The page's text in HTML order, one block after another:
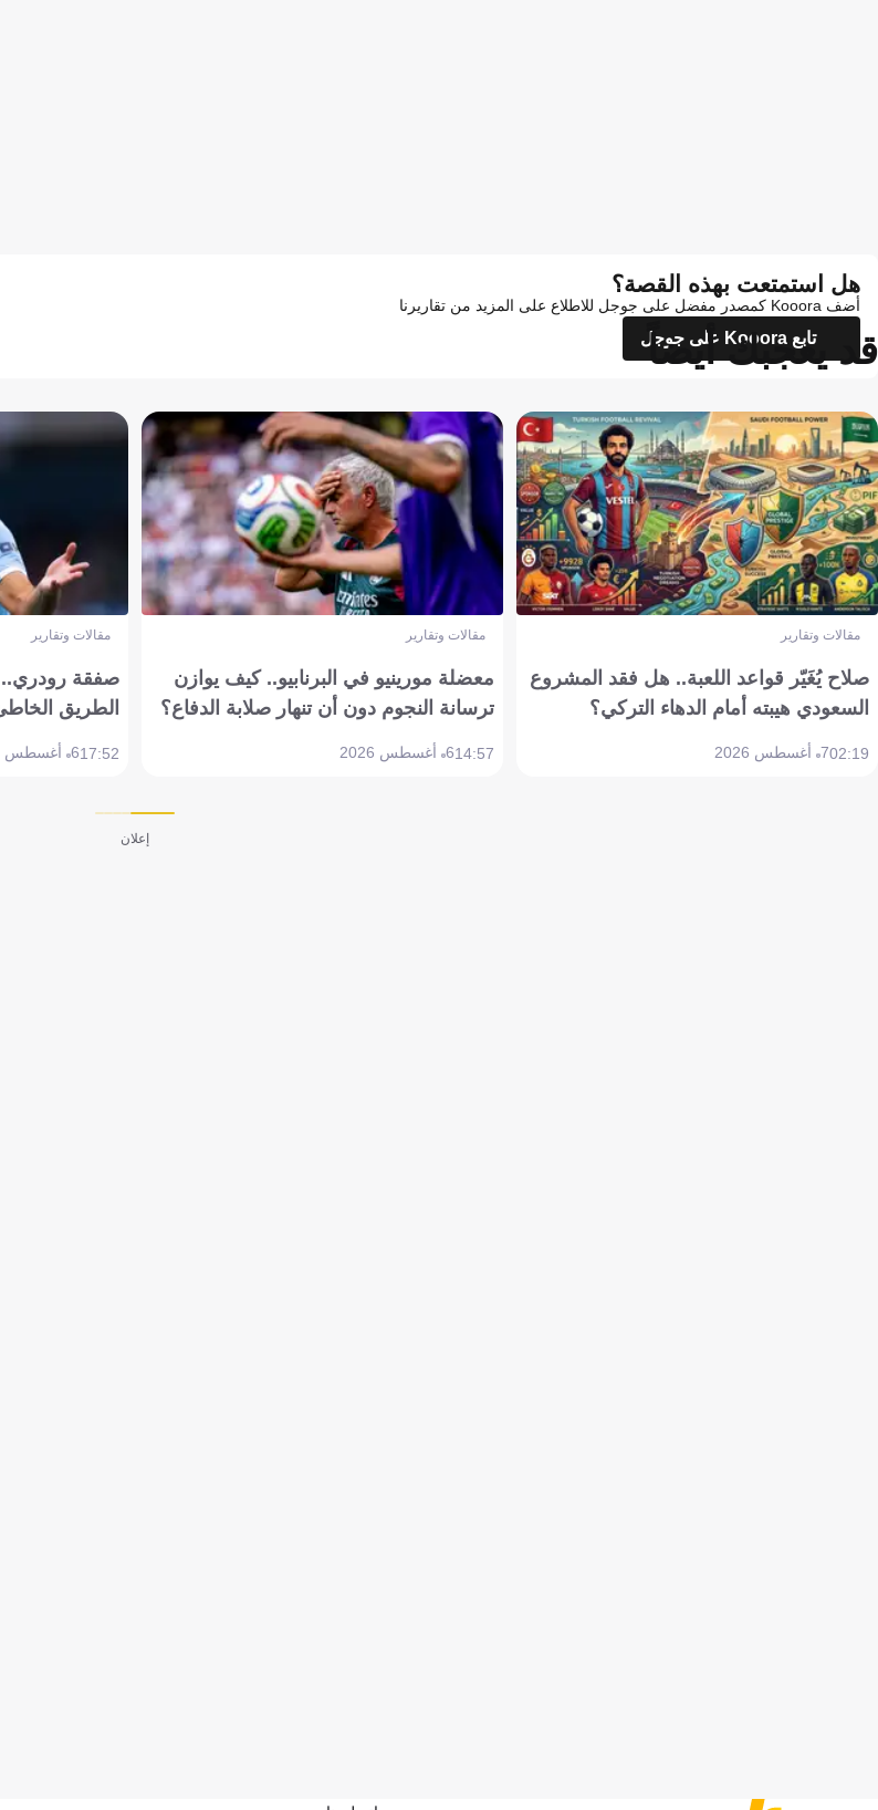
هل استمتعت بهذه القصة؟
أضف Kooora كمصدر مفضل على جوجل للاطلاع على المزيد من تقاريرنا
تابع Kooora على جوجل
قد يعجبك أيضاً
مقالات وتقارير
صلاح يُغَيّر قواعد اللعبة.. هل فقد المشروع
السعودي هيبته أمام الدهاء التركي؟
02:197 أغسطس 2026
مقالات وتقارير
معضلة مورينيو في البرنابيو.. كيف يوازن
ترسانة النجوم دون أن تنهار صلابة الدفاع؟
14:576 أغسطس 2026
مقالات وتقارير
صفقة
الطريق
17:526 أغسطس 2026
إعلان